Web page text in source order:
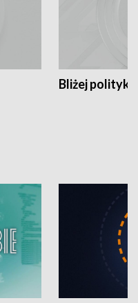
Bliżej polityki